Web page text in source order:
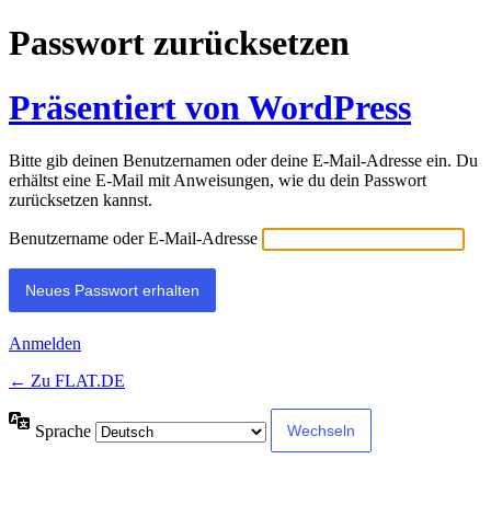
Passwort zurücksetzen
Präsentiert von WordPress
Bitte gib deinen Benutzernamen oder deine E-Mail-Adresse ein. Du
erhältst eine E-Mail mit Anweisungen, wie du dein Passwort
zurücksetzen kannst.
Benutzername oder E-Mail-Adresse
Anmelden
← Zu FLAT.DE
Sprache